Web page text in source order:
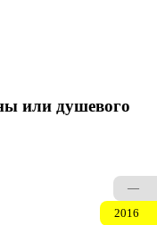
или душевого
—
2016